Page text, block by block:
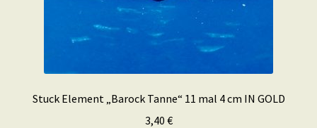
Stuck Element „Barock Tanne“ 11 mal 4 cm IN GOLD
3,40 €